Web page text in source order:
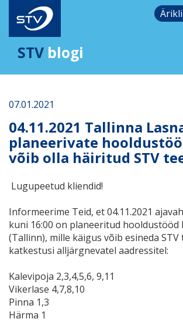
STV blogi
07.01.2021
04.11.2021 Tallinna
planeerivate
võib olla häiritud STV
Lugupeetud kliendid!
Informeerime Teid, et 04.11.2021
kuni 16:00 on planeeritud hooldustööd
(Tallinn), mille käigus võib esineda STV
katkestusi alljärgnevatel aadressitel:
​Kalevipoja 2,3,4,5,6, 9,11
Vikerlase 4,7,8,10
Pinna 1,3
Härma 1